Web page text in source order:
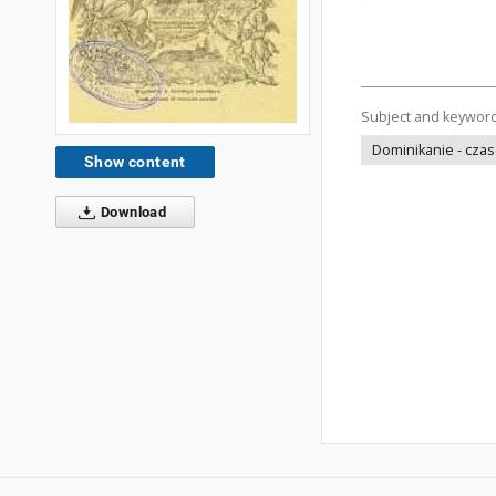
Show content
Download
Subject and
Dominikanie -